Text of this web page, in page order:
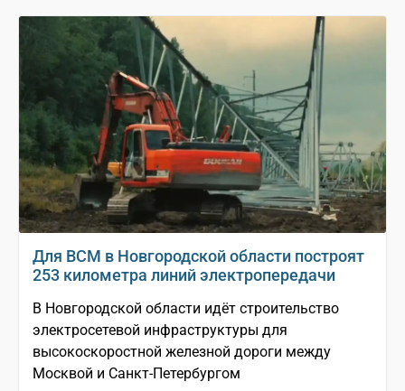
Для ВСМ в Новгородской области построят
253 километра линий электропередачи
В Новгородской области идёт строительство
электросетевой инфраструктуры для
высокоскоростной железной дороги между
Москвой и Санкт-Петербургом